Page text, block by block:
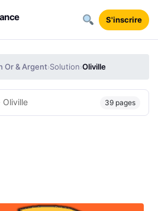
S'inscrire
Or & Argent›Solution›Oliville
Oliville 39 pages